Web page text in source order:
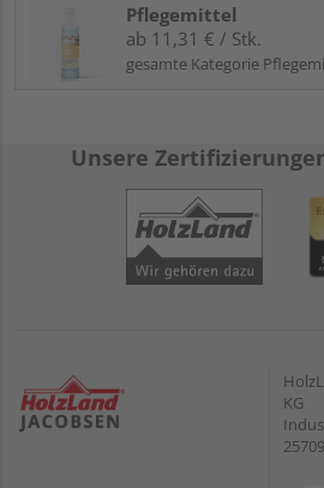
Pflegemittel
ab 11,31 € / Stk.
gesamte Kategorie
Unsere
KG